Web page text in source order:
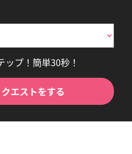
ップ！簡単30秒！
エストをする